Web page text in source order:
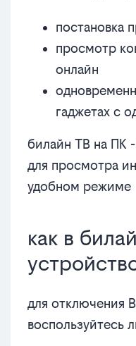
постановка
просмотр
онлайн
гаджетах с
билайн ТВ на ПК
для просмотра
удобном режиме
как в
для отключения
воспользуйтесь